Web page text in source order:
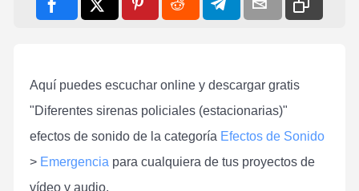
Aquí puedes escuchar online y descargar gratis
"Diferentes sirenas policiales (estacionarias)"
efectos de sonido de la categoría Efectos de Sonido
> Emergencia para cualquiera de tus proyectos de
vídeo y audio.